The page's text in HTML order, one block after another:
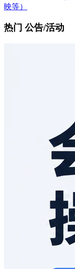
映等）
热门 公告/活动